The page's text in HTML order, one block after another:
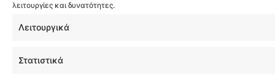
λειτουργίες και δυνατότητες.
Λειτουργικά
Στατιστικά